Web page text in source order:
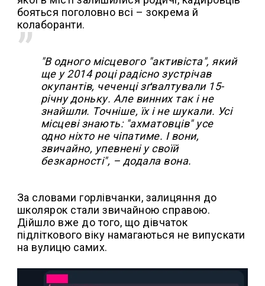
бояться поголовно всі – зокрема й
колаборанти.
"В одного місцевого "активіста", який
ще у 2014 році радісно зустрічав
окупантів, чеченці зґвалтували 15-
річну доньку. Але винних так і не
знайшли. Точніше, їх і не шукали. Усі
місцеві знають: "ахматовців" усе
одно ніхто не чіпатиме. І вони,
звичайно, упевнені у своїй
безкарності", – додала вона.
За словами горлівчанки, залицяння до
школярок стали звичайною справою.
Дійшло вже до того, що дівчаток
підліткового віку намагаються не випускати
на вулицю самих.